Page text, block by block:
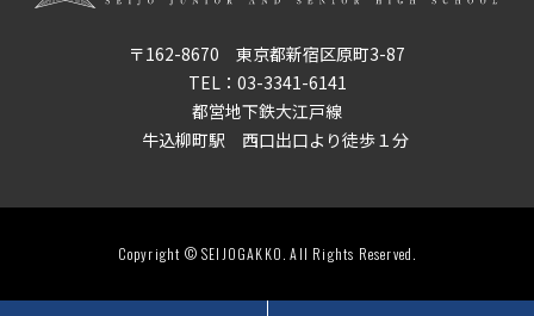
〒162-8670 東京都新宿区原町3-87
TEL： 03-3341-6141
都営地下鉄大江戸線
牛込柳町駅 西口出口より徒歩１分
Copyright © SEIJOGAKKO. All Rights Reserved.